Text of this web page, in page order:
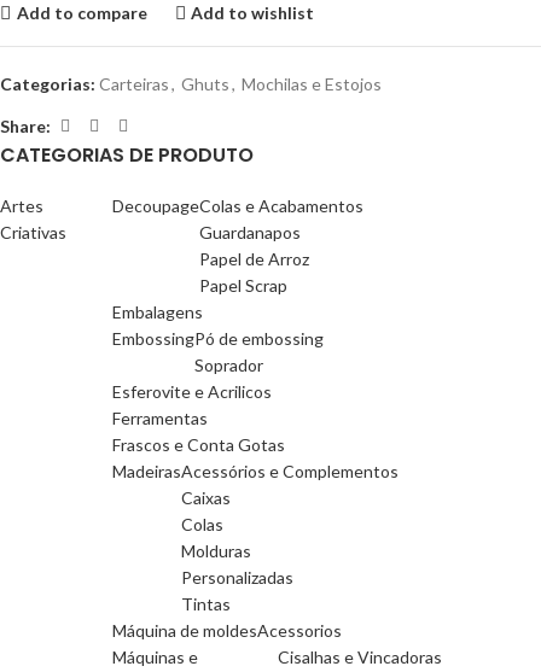
Add to compare Add to wishlist
Categorias: Carteiras, Ghuts, Mochilas e Estojos
Share:
CATEGORIAS DE PRODUTO
Artes
Criativas
DecoupageColas e Acabamentos
Guardanapos
Papel de Arroz
Papel Scrap
Embalagens
EmbossingPó de embossing
Soprador
Esferovite e Acrilicos
Ferramentas
Frascos e Conta Gotas
MadeirasAcessórios e Complementos
Caixas
Colas
Molduras
Personalizadas
Tintas
Máquina de moldesAcessorios
Máquinas e
Cisalhas e Vincadoras